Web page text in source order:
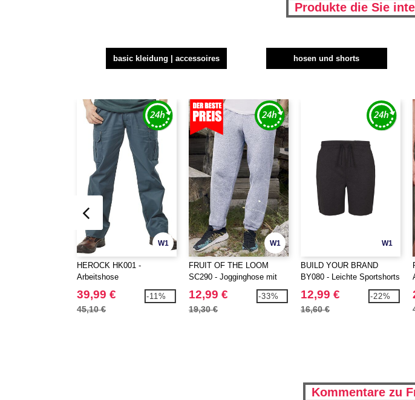
Produkte die Sie
basic kleidung | accessoires hosen und shorts
W1
HEROCK HK001 -
Arbeitshose
39,99 €
45,10 €
-11%
W1
FRUIT OF THE LOOM
SC290 - Jogginghose mit
elastischem Beinabschluss
12,99 €
19,30 €
-33%
W1
BUILD YOUR BRAND
BY080 - Leichte Sportshorts
12,99 €
16,60 €
-22%
Kommentare zu